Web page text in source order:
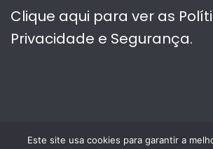
Clique aqui para ver as
Privacidade e Segurança.
Este site usa cookies para garantir a